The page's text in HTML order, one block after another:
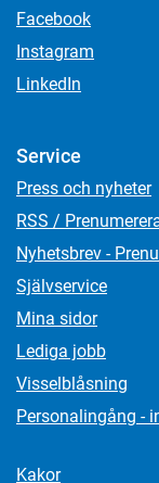
Facebook
Instagram
LinkedIn
Service
Press och nyheter
RSS /
Nyhetsbrev -
Självservice
Mina sidor
Lediga jobb
Visselblåsning
Personalingång -
Kakor